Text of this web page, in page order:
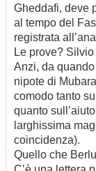
Gheddafi, deve
al tempo del
registrata
Le prove?
Anzi, da
nipote di
comodo tanto
quanto
larghissima
coincidenza).
Quello che